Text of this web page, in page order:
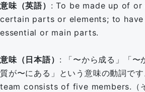
意味（英語） : To be made up of
certain parts or elements; to
essential or main parts.
意味（日本語） : 「〜から成る」「〜
質が〜にある」という意味の動詞で
team consists of five members.（